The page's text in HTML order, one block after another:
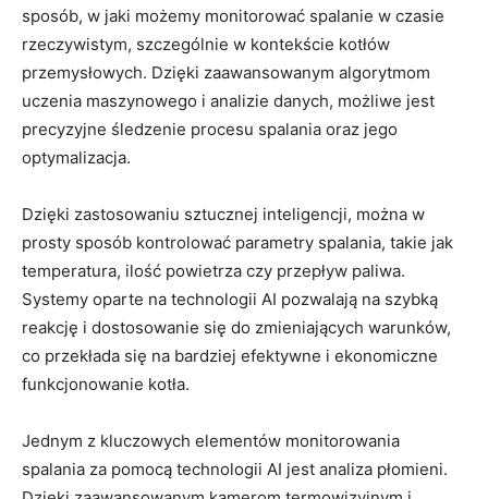
sposób, w ⁤jaki ⁣możemy monitorować spalanie w czasie
rzeczywistym, szczególnie w kontekście kotłów
przemysłowych. Dzięki‍ zaawansowanym algorytmom
⁤uczenia maszynowego‌ i analizie danych, możliwe jest
precyzyjne⁣ śledzenie ⁢procesu spalania oraz⁢ jego‌
optymalizacja.
Dzięki zastosowaniu⁤ sztucznej inteligencji,⁢ można w
prosty sposób kontrolować parametry‌ spalania, ⁤takie jak ​
temperatura, ilość powietrza ​czy‍ przepływ paliwa.​
Systemy oparte na technologii AI pozwalają⁣ na szybką
reakcję i dostosowanie się do zmieniających warunków,
co przekłada się na bardziej efektywne i ekonomiczne
funkcjonowanie kotła.
Jednym z kluczowych elementów monitorowania
spalania za pomocą⁢ technologii⁣ AI⁣ jest analiza ⁢płomieni.